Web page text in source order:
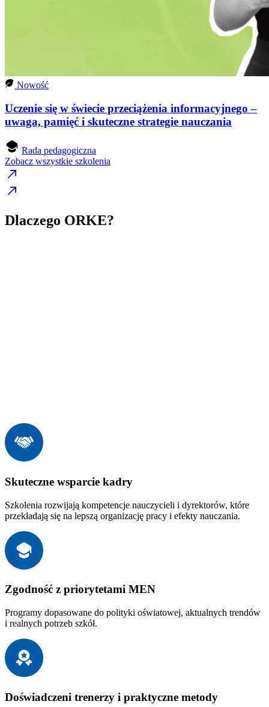
Nowość
Uczenie się w świecie przeciążenia informacyjnego –
uwaga, pamięć i skuteczne strategie nauczania
Rada pedagogiczna
Zobacz wszystkie szkolenia
Dlaczego ORKE?
Skuteczne wsparcie kadry
Szkolenia rozwijają kompetencje nauczycieli i dyrektorów, które
przekładają się na lepszą organizację pracy i efekty nauczania.
Zgodność z priorytetami MEN
Programy dopasowane do polityki oświatowej, aktualnych trendów
i realnych potrzeb szkół.
Doświadczeni trenerzy i praktyczne metody